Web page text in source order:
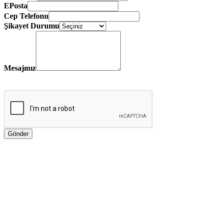
EPosta
Cep Telefonu
Şikayet Durumu
Mesajınız